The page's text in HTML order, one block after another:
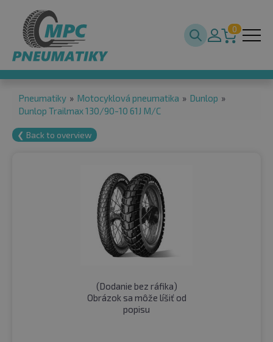
0
Pneumatiky » Motocyklová pneumatika » Dunlop »
Dunlop Trailmax 130/90-10 61J M/C
❮ Back to overview
(Dodanie bez ráfika)
Obrázok sa môže líšiť od
popisu